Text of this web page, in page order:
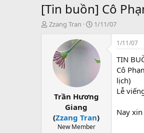
[Tin buồn] Cô
B
Zzang Tran
N
y
b
t
ầ
1/11/07
Trần Hương
Giang
(Zzang Tran)
New Member
1/11/07
TIN
Cô
lịch)
Lễ
Nay